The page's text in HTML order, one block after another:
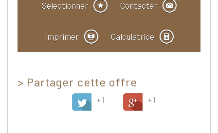
Sélectionner Contacter
Imprimer Calculatrice
> Partager cette offre
+1 +1